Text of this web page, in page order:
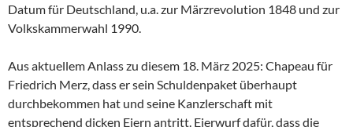
Datum für Deutschland, u.a. zur Märzrevolution 1848 und zur
Volkskammerwahl 1990.
Aus aktuellem Anlass zu diesem 18. März 2025: Chapeau für
Friedrich Merz, dass er sein Schuldenpaket überhaupt
durchbekommen hat und seine Kanzlerschaft mit
entsprechend dicken Eiern antritt. Eierwurf dafür, dass die